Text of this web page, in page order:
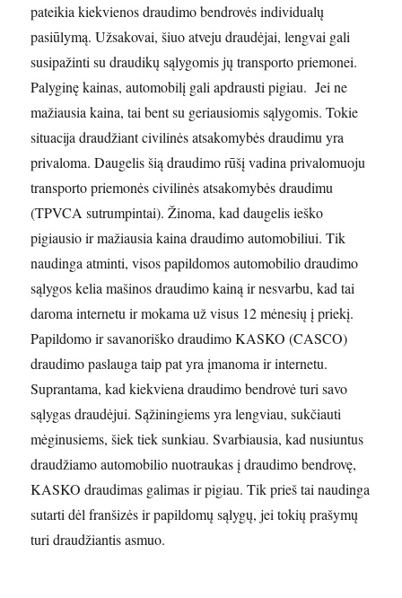
pateikia kiekvienos draudimo bendrovės individualų
pasiūlymą. Užsakovai, šiuo atveju draudėjai, lengvai gali
susipažinti su draudikų sąlygomis jų transporto priemonei.
Palyginę kainas, automobilį gali apdrausti pigiau. Jei ne
mažiausia kaina, tai bent su geriausiomis sąlygomis. Tokie
situacija draudžiant civilinės atsakomybės draudimu yra
privaloma. Daugelis šią draudimo rūšį vadina privalomuoju
transporto priemonės civilinės atsakomybės draudimu
(TPVCA sutrumpintai). Žinoma, kad daugelis ieško
pigiausio ir mažiausia kaina draudimo automobiliui. Tik
naudinga atminti, visos papildomos automobilio draudimo
sąlygos kelia mašinos draudimo kainą ir nesvarbu, kad tai
daroma internetu ir mokama už visus 12 mėnesių į priekį.
Papildomo ir savanoriško draudimo KASKO (CASCO)
draudimo paslauga taip pat yra įmanoma ir internetu.
Suprantama, kad kiekviena draudimo bendrovė turi savo
sąlygas draudėjui. Sąžiningiems yra lengviau, sukčiauti
mėginusiems, šiek tiek sunkiau. Svarbiausia, kad nusiuntus
draudžiamo automobilio nuotraukas į draudimo bendrovę,
KASKO draudimas galimas ir pigiau. Tik prieš tai naudinga
sutarti dėl franšizės ir papildomų sąlygų, jei tokių prašymų
turi draudžiantis asmuo.